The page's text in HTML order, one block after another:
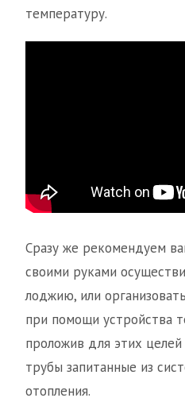
температуру.
Сразу же рекомендуем
своими руками
лоджию, или
при помощи устройства
проложив для этих
трубы запитанные из
отопления.